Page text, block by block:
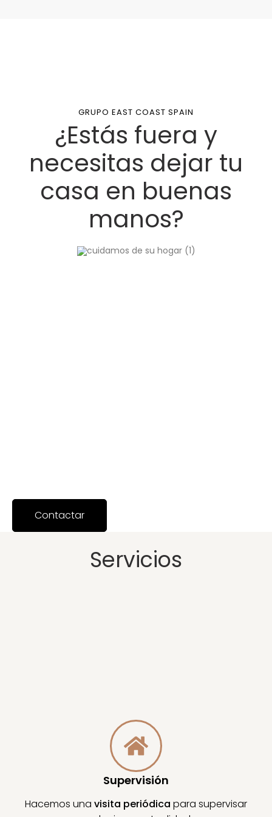
GRUPO EAST COAST SPAIN
¿Estás fuera y
necesitas dejar tu
casa en buenas
manos?
Contactar
Servicios
Supervisión
Hacemos una visita periódica para supervisar